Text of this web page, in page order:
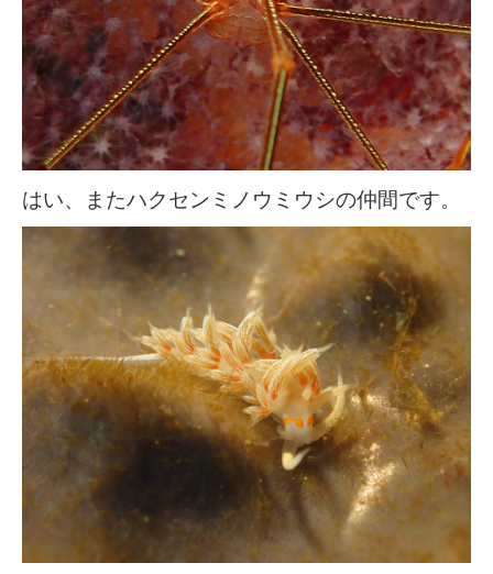
はい、またハクセンミノウミウシの仲間です。